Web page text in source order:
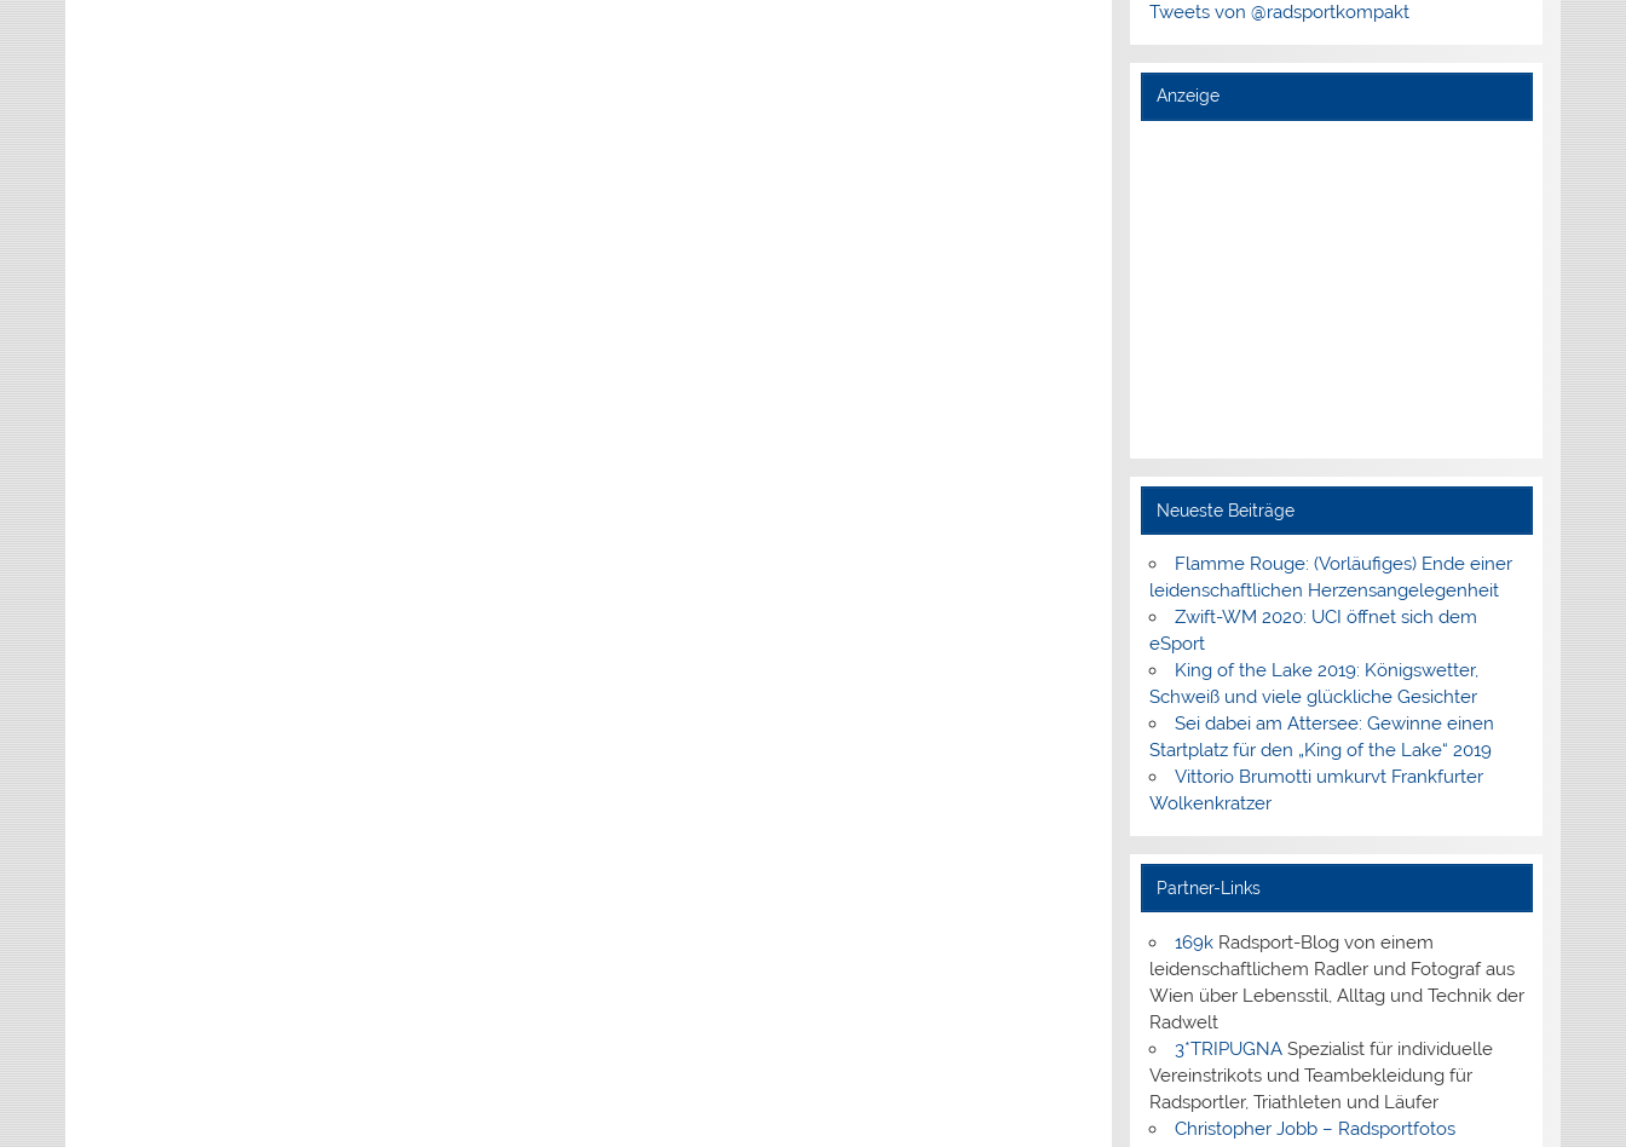
Tweets von @radsportkompakt
Anzeige
Neueste Beiträge
Flamme Rouge: (Vorläufiges) Ende einer
leidenschaftlichen Herzensangelegenheit
Zwift-WM 2020: UCI öffnet sich dem
eSport
King of the Lake 2019: Königswetter,
Schweiß und viele glückliche Gesichter
Sei dabei am Attersee: Gewinne einen
Startplatz für den „King of the Lake“ 2019
Vittorio Brumotti umkurvt Frankfurter
Wolkenkratzer
Partner-Links
169kRadsport-Blog von einem
leidenschaftlichem Radler und Fotograf aus
Wien über Lebensstil, Alltag und Technik der
Radwelt
3*TRIPUGNASpezialist für individuelle
Vereinstrikots und Teambekleidung für
Radsportler, Triathleten und Läufer
Christopher Jobb – Radsportfotos